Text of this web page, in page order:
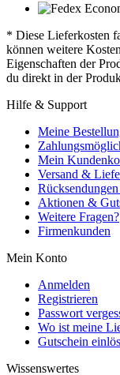
* Diese Lieferkosten
können weitere
Eigenschaften der
du direkt in der
Hilfe & Support
Meine
Mein
Versand &
Aktionen &
Weitere Fragen?
Firmenkunden
Mein Konto
Anmelden
Registrieren
Passwort
Wo ist meine
Gutschein
Wissenswertes